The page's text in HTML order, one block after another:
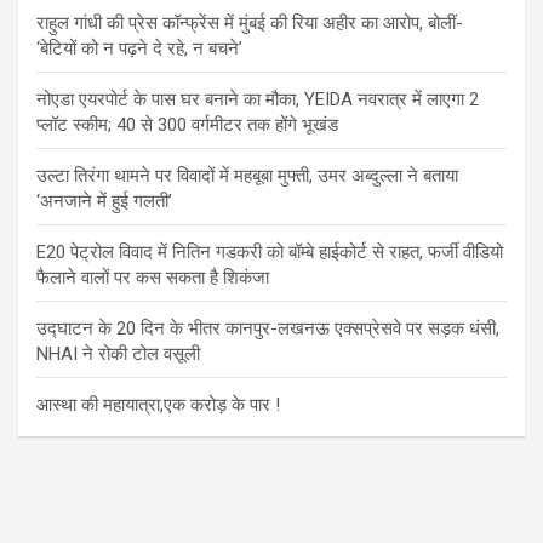
राहुल गांधी की प्रेस कॉन्फ्रेंस में मुंबई की रिया अहीर का आरोप, बोलीं-
‘बेटियों को न पढ़ने दे रहे, न बचने’
नोएडा एयरपोर्ट के पास घर बनाने का मौका, YEIDA नवरात्र में लाएगा 2
प्लॉट स्कीम; 40 से 300 वर्गमीटर तक होंगे भूखंड
उल्टा तिरंगा थामने पर विवादों में महबूबा मुफ्ती, उमर अब्दुल्ला ने बताया
‘अनजाने में हुई गलती’
E20 पेट्रोल विवाद में नितिन गडकरी को बॉम्बे हाईकोर्ट से राहत, फर्जी वीडियो
फैलाने वालों पर कस सकता है शिकंजा
उद्घाटन के 20 दिन के भीतर कानपुर-लखनऊ एक्सप्रेसवे पर सड़क धंसी,
NHAI ने रोकी टोल वसूली
आस्था की महायात्रा,एक करोड़ के पार !